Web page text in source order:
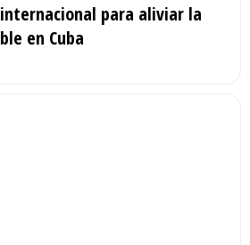
internacional para aliviar la
en Cuba